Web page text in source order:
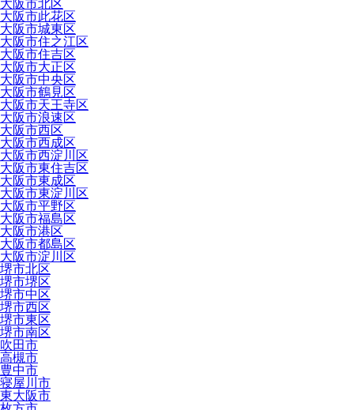
大阪市北区
大阪市此花区
大阪市城東区
大阪市住之江区
大阪市住吉区
大阪市大正区
大阪市中央区
大阪市鶴見区
大阪市天王寺区
大阪市浪速区
大阪市西区
大阪市西成区
大阪市西淀川区
大阪市東住吉区
大阪市東成区
大阪市東淀川区
大阪市平野区
大阪市福島区
大阪市港区
大阪市都島区
大阪市淀川区
堺市北区
堺市堺区
堺市中区
堺市西区
堺市東区
堺市南区
吹田市
高槻市
豊中市
寝屋川市
東大阪市